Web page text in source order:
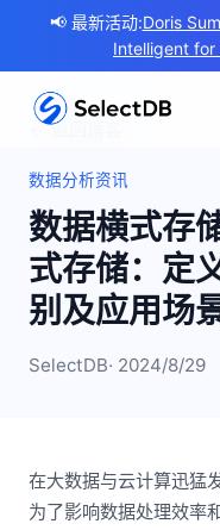
📢 最新活动:Doris
Intelligent for
← 返回博客
数据分析资讯
数据横式存
式存储：定
别及应用场
SelectDB· 2024/8/29
在大数据与云计算迅猛
为了影响数据处理效率